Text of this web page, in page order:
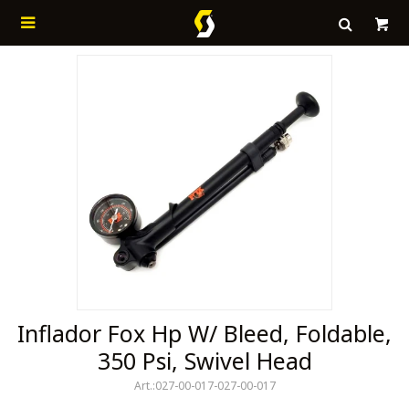

Inflador Fox Hp W/ Bleed, Foldable,
350 Psi, Swivel Head
027-00-017-027-00-017